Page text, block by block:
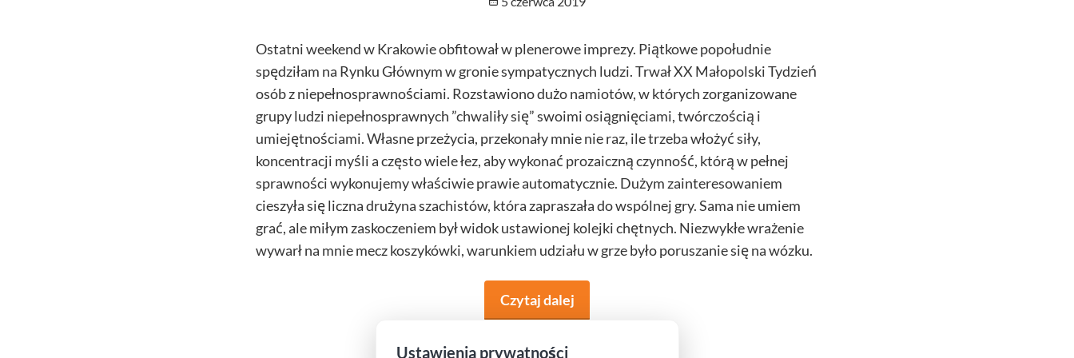
Ostatni weekend w Krakowie obfitował w plenerowe imprezy. Piątkowe popołudnie
spędziłam na Rynku Głównym w gronie sympatycznych ludzi. Trwał XX Małopolski Tydzień
osób z niepełnosprawnościami. Rozstawiono dużo namiotów, w których zorganizowane
grupy ludzi niepełnosprawnych ”chwaliły się” swoimi osiągnięciami, twórczością i
umiejętnościami. Własne przeżycia, przekonały mnie nie raz, ile trzeba włożyć siły,
koncentracji myśli a często wiele łez, aby wykonać prozaiczną czynność, którą w pełnej
sprawności wykonujemy właściwie prawie automatycznie. Dużym zainteresowaniem
cieszyła się liczna drużyna szachistów, która zapraszała do wspólnej gry. Sama nie umiem
grać, ale miłym zaskoczeniem był widok ustawionej kolejki chętnych. Niezwykłe wrażenie
wywarł na mnie mecz koszykówki, warunkiem udziału w grze było poruszanie się na wózku.
Czytaj dalej
Ustawienia prywatności